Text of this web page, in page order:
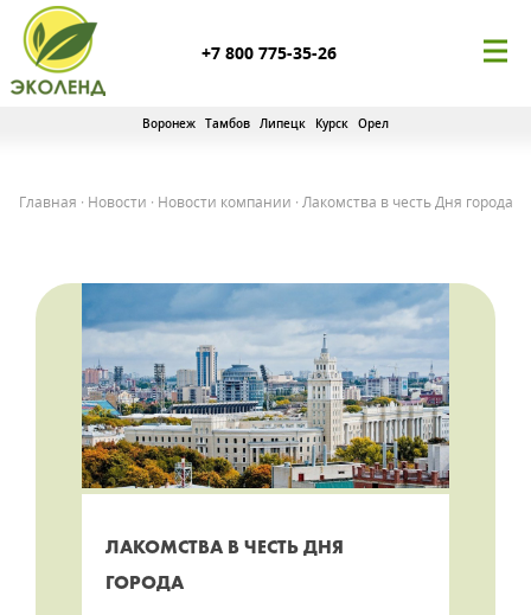
+7 800 775-35-26
Воронеж Тамбов Липецк Курск Орел
Главная · Новости · Новости компании · Лакомства в честь Дня города
ЛАКОМСТВА В ЧЕСТЬ ДНЯ
ГОРОДА